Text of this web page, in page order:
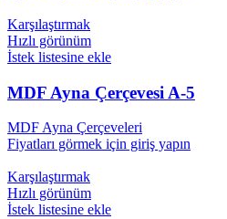
Karşılaştırmak
Hızlı görünüm
İstek listesine ekle
MDF Ayna Çerçevesi A-5
MDF Ayna Çerçeveleri
Fiyatları görmek için giriş yapın
Karşılaştırmak
Hızlı görünüm
İstek listesine ekle